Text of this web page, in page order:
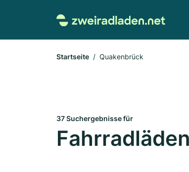
Startseite Quakenbrück
37 Suchergebnisse für